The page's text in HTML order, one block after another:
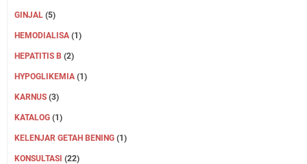
GINJAL (5)
HEMODIALISA (1)
HEPATITIS B (2)
HYPOGLIKEMIA (1)
KARNUS (3)
KATALOG (1)
KELENJAR GETAH BENING (1)
KONSULTASI (22)